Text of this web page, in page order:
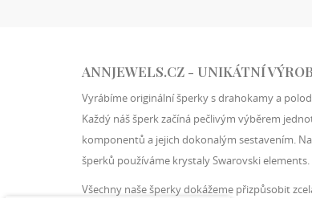
ANNJEWELS.CZ - UNIKÁTNÍ
Vyrábíme originální šperky s drahokamy a
Každý náš šperk začíná pečlivým výběrem
komponentů a jejich dokonalým sestavením.
šperků používáme krystaly Swarovski elements.
Všechny naše šperky dokážeme přizpůsobit